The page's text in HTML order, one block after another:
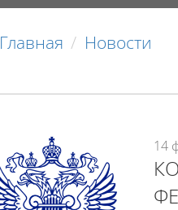
Главная Новости
14